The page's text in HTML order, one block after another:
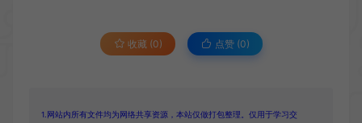
收藏 (0) 点赞 (0)
1.网站内所有文件均为网络共享资源，本站仅做打包整理。仅用于学习交